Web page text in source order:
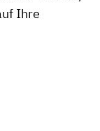
Ihre